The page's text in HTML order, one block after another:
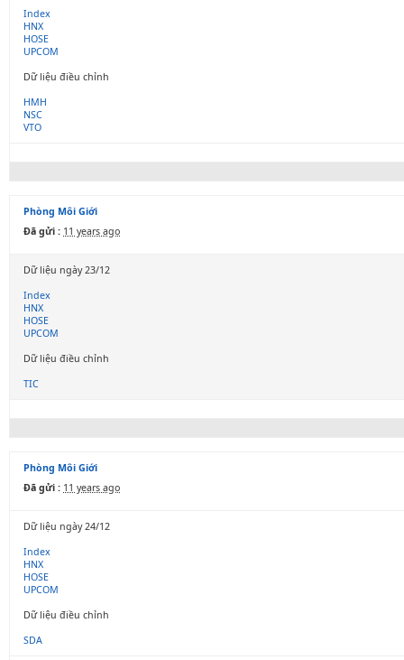
Index
HNX
HOSE
UPCOM
Dữ liệu điều chỉnh
HMH
NSC
VTO
Phòng Môi Giới
Đã gửi : 11 years ago
Dữ liệu ngày 23/12
Index
HNX
HOSE
UPCOM
Dữ liệu điều chỉnh
TIC
Phòng Môi Giới
Đã gửi : 11 years ago
Dữ liệu ngày 24/12
Index
HNX
HOSE
UPCOM
Dữ liệu điều chỉnh
SDA